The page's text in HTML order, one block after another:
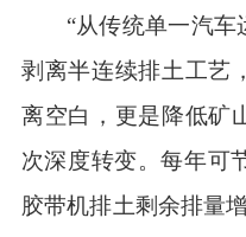
“从传统单一汽
剥离半连续排土工艺
离空白，更是降低矿
次深度转变。每年可
胶带机排土剩余排量